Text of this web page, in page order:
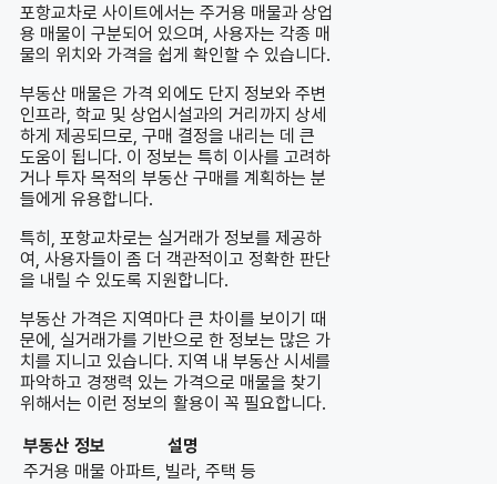
포항교차로 사이트에서는 주거용 매물과 상업
용 매물이 구분되어 있으며, 사용자는 각종 매
물의 위치와 가격을 쉽게 확인할 수 있습니다.
부동산 매물은 가격 외에도 단지 정보와 주변
인프라, 학교 및 상업시설과의 거리까지 상세
하게 제공되므로, 구매 결정을 내리는 데 큰
도움이 됩니다. 이 정보는 특히 이사를 고려하
거나 투자 목적의 부동산 구매를 계획하는 분
들에게 유용합니다.
특히, 포항교차로는 실거래가 정보를 제공하
여, 사용자들이 좀 더 객관적이고 정확한 판단
을 내릴 수 있도록 지원합니다.
부동산 가격은 지역마다 큰 차이를 보이기 때
문에, 실거래가를 기반으로 한 정보는 많은 가
치를 지니고 있습니다. 지역 내 부동산 시세를
파악하고 경쟁력 있는 가격으로 매물을 찾기
위해서는 이런 정보의 활용이 꼭 필요합니다.
부동산 정보
설명
주거용 매물 아파트, 빌라, 주택 등